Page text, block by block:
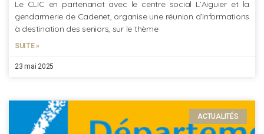
Le CLIC en partenariat avec le centre social L’Aiguier et la
gendarmerie de Cadenet, organise une réunion d’informations
à destination des seniors, sur le thème
SUITE »
23 mai 2025
ACTUALITÉS